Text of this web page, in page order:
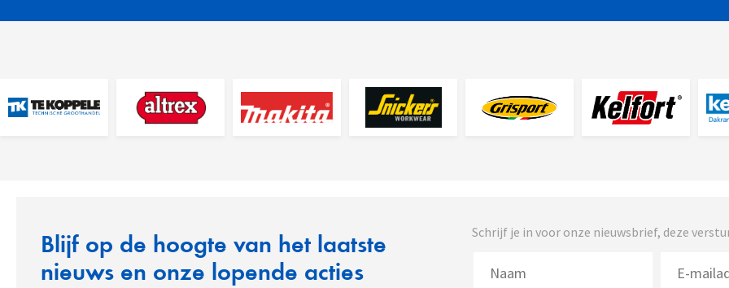
Blijf op de hoogte van het laatste
nieuws en onze lopende acties
Schrijf je in voor onze nieuwsbrief, deze